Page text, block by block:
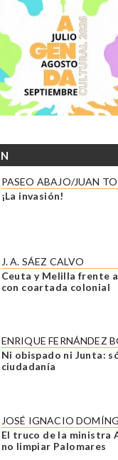
PASEO ABAJO/JUAN
¡La invasión!
J. A. SÁEZ CALVO
Ceuta y Melilla frente
con coartada colonial
ENRIQUE FERNÁNDEZ
Ni obispado ni Junta:
ciudadanía
JOSÉ IGNACIO
El truco de la ministra
no limpiar Palomares